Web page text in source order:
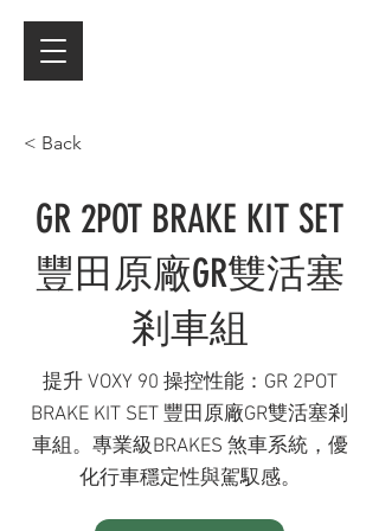
< Back
GR 2POT BRAKE KIT SET
豐田原廠GR雙活塞
剎車組
提升 VOXY 90 操控性能：GR 2POT
BRAKE KIT SET 豐田原廠GR雙活塞剎
車組。專業級BRAKES 煞車系統，優
化行車穩定性與駕馭感。